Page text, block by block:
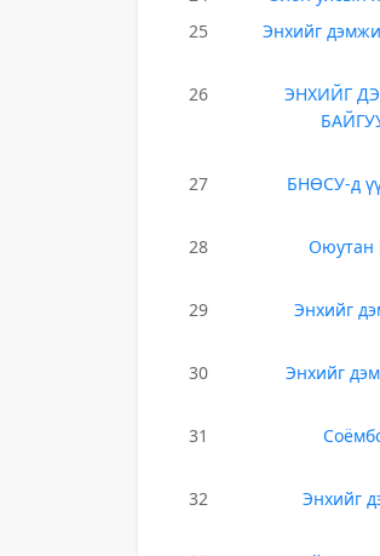
25
Энхийг
26
ЭНХИЙГ
27
БНӨСУ-д
28
Оюутан
29
Энхийг
30
Энхийг
31
32
Энхийг